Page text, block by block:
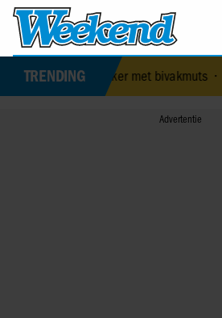
TRENDING
stalker met bivakmuts•Oud-Idols